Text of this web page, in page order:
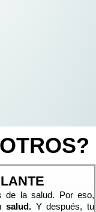
de la salud. Por eso,
salud. Y después, tu